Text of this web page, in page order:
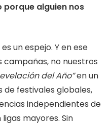
porque alguien nos
un espejo. Y en ese
campañas, no nuestros
del Año”en un
de festivales globales,
independientes de
mayores. Sin